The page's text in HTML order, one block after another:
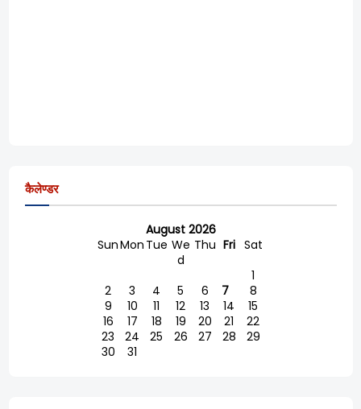
कैलेण्डर
August 2026
SunMon Tue We
d
Thu Fri Sat
1
2
3 4 5 6 7
8
9
10 11 12 13 14
15
16
17 18 19 20 21
22
23
24 25 26 27 28
29
30
31